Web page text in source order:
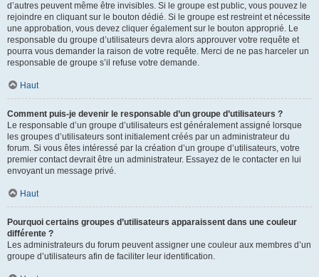
d’autres peuvent même être invisibles. Si le groupe est public, vous pouvez le
rejoindre en cliquant sur le bouton dédié. Si le groupe est restreint et nécessite
une approbation, vous devez cliquer également sur le bouton approprié. Le
responsable du groupe d’utilisateurs devra alors approuver votre requête et
pourra vous demander la raison de votre requête. Merci de ne pas harceler un
responsable de groupe s’il refuse votre demande.
Haut
Comment puis-je devenir le responsable d’un groupe d’utilisateurs ?
Le responsable d’un groupe d’utilisateurs est généralement assigné lorsque
les groupes d’utilisateurs sont initialement créés par un administrateur du
forum. Si vous êtes intéressé par la création d’un groupe d’utilisateurs, votre
premier contact devrait être un administrateur. Essayez de le contacter en lui
envoyant un message privé.
Haut
Pourquoi certains groupes d’utilisateurs apparaissent dans une couleur
différente ?
Les administrateurs du forum peuvent assigner une couleur aux membres d’un
groupe d’utilisateurs afin de faciliter leur identification.